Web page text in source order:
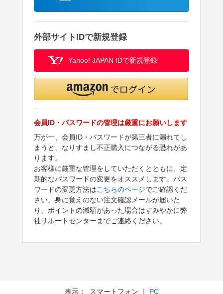
外部サイトIDで新規登録
Yahoo! JAPAN IDで新規登録
会員ID・パスワードの管理は厳重にお願いします
万が一、会員ID・パスワードが第三者に漏れてし
まうと、なりすまし不正購入につながる恐れがあ
ります。
お客様に厳重な管理をしていただくとともに、定
期的なパスワードの変更をオススメします。パス
ワードの変更方法はこちらのページでご確認くだ
さい。身に覚えのない注文確認メールが届いた
り、ポイントの減額があった場合はすみやかに弊
社サポートセンターまでご連絡ください。
表示： スマートフォン ｜ PC